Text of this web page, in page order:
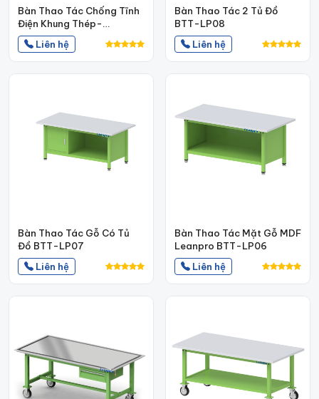
Bàn Thao Tác Chống Tĩnh
Điện Khung Thép-
Leanpro-BTT-LP11
Liên hệ
Bàn Thao Tác 2 Tủ Đồ
BTT-LP08
Liên hệ
Bàn Thao Tác Gỗ Có Tủ
Đồ BTT-LP07
Liên hệ
Bàn Thao Tác Mặt Gỗ MDF
Leanpro BTT-LP06
Liên hệ